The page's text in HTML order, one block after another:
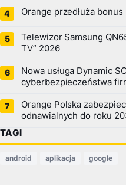
Orange przedłuża
Telewizor Samsung
TV” 2026
Nowa usługa Dynamic
cyberbezpieczeństwa
Orange Polska
odnawialnych do roku
TAGI
android aplikacja google